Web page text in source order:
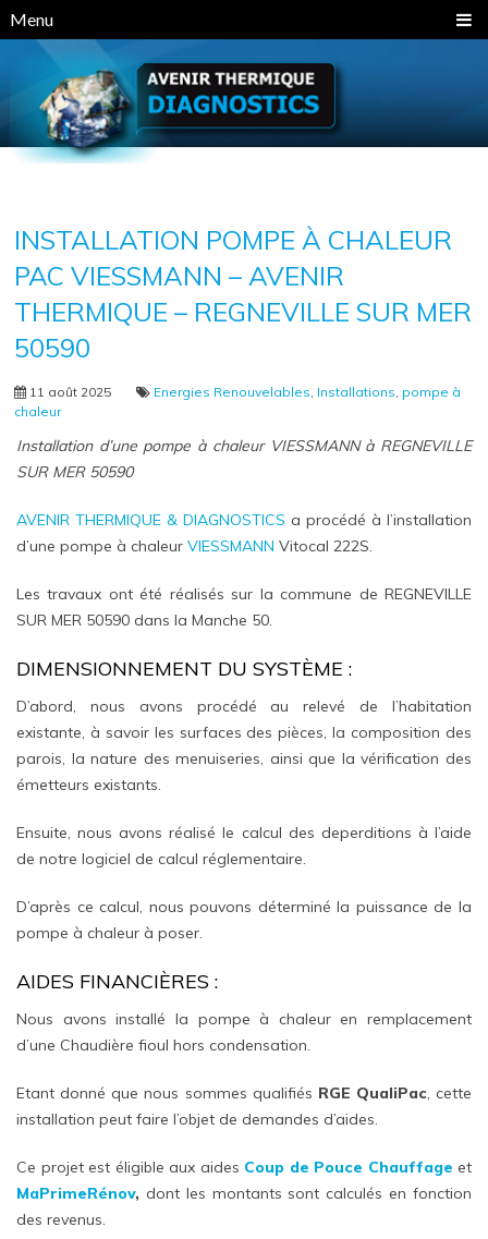
Menu
INSTALLATION POMPE À CHALEUR
PAC VIESSMANN – AVENIR
THERMIQUE – REGNEVILLE SUR MER
50590
11 août 2025 Energies Renouvelables Installations pompe à
chaleur
Installation d’une pompe à chaleur VIESSMANN à REGNEVILLE
SUR MER 50590
AVENIR THERMIQUE & DIAGNOSTICS a procédé à l’installation
d’une pompe à chaleur VIESSMANN Vitocal 222S.
Les travaux ont été réalisés sur la commune de REGNEVILLE
SUR MER 50590 dans la Manche 50.
DIMENSIONNEMENT DU SYSTÈME :
D’abord, nous avons procédé au relevé de l’habitation
existante, à savoir les surfaces des pièces, la composition des
parois, la nature des menuiseries, ainsi que la vérification des
émetteurs existants.
Ensuite, nous avons réalisé le calcul des deperditions à l’aide
de notre logiciel de calcul réglementaire.
D’après ce calcul, nous pouvons déterminé la puissance de la
pompe à chaleur à poser.
AIDES FINANCIÈRES :
Nous avons installé la pompe à chaleur en remplacement
d’une Chaudière fioul hors condensation.
Etant donné que nous sommes qualifiés RGE QualiPac, cette
installation peut faire l’objet de demandes d’aides.
Ce projet est éligible aux aides Coup de Pouce Chauffage et
MaPrimeRénov, dont les montants sont calculés en fonction
des revenus.
Panneau de gestion des cookies